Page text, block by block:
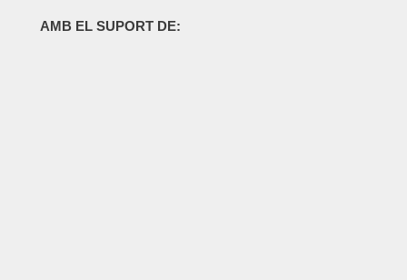
AMB EL SUPORT DE: